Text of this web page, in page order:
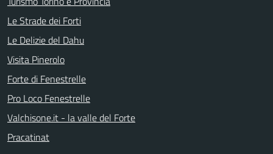
Le Strade dei Forti
Le Delizie del Dahu
Visita Pinerolo
Forte di Fenestrelle
Pro Loco Fenestrelle
Valchisone.it - la valle del Forte
Pracatinat